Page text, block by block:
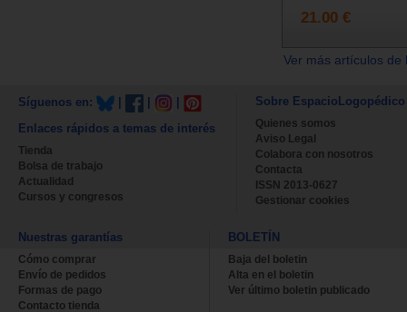
21.00 €
Ver más artículos
Síguenos en:
Enlaces rápidos a temas de interés
Tienda
Bolsa de trabajo
Actualidad
Cursos y congresos
Sobre EspacioLogopédico
Quienes somos
Aviso Legal
Colabora con nosotros
Contacta
ISSN 2013-0627
Gestionar cookies
Nuestras garantías
Cómo comprar
Envío de pedidos
Formas de pago
Contacto tienda
BOLETÍN
Baja del boletin
Alta en el boletin
Ver último boletin publicado